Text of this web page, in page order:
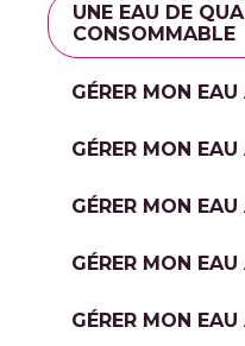
UNE EAU DE
CONSOMMABLE
GÉRER MON
GÉRER MON
GÉRER MON
GÉRER MON
GÉRER MON